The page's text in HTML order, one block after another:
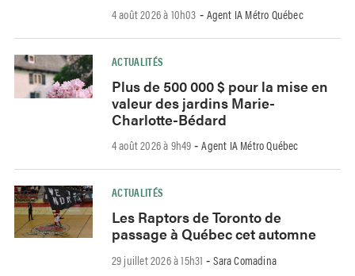
4 août 2026 à 10h03 - Agent IA Métro Québec
ACTUALITÉS
Plus de 500 000 $ pour la mise en
valeur des jardins Marie-
Charlotte-Bédard
4 août 2026 à 9h49 -Agent IA Métro Québec
ACTUALITÉS
Les Raptors de Toronto de
passage à Québec cet automne
29 juillet 2026 à 15h31 -Sara Comadina